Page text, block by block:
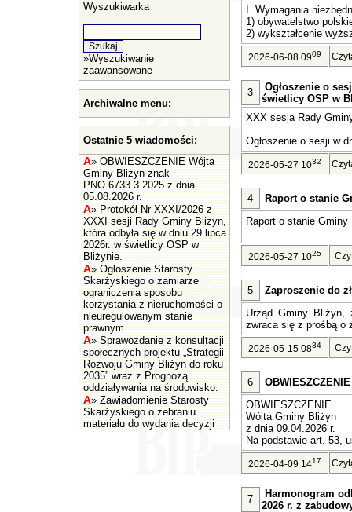
Wyszukiwarka
»Wyszukiwanie
zaawansowane
Archiwalne menu:
Ostatnie 5 wiadomości:
A» OBWIESZCZENIE Wójta
Gminy Bliżyn znak
PNO.6733.3.2025 z dnia
05.08.2026 r.
A» Protokół Nr XXXI/2026 z
XXXI sesji Rady Gminy Bliżyn,
która odbyła się w dniu 29 lipca
2026r. w świetlicy OSP w
Bliżynie.
A» Ogłoszenie Starosty
Skarżyskiego o zamiarze
ograniczenia sposobu
korzystania z nieruchomości o
nieuregulowanym stanie
prawnym
A» Sprawozdanie z konsultacji
społecznych projektu „Strategii
Rozwoju Gminy Bliżyn do roku
2035” wraz z Prognozą
oddziaływania na środowisko.
A» Zawiadomienie Starosty
Skarżyskiego o zebraniu
materiału do wydania decyzji
I. Wymagania
1) obywatelstwo
2) wykształcenie
2026-06-08 0909
3
Ogłoszenie o
świetlicy OSP w
XXX sesja Rady
Ogłoszenie o sesji w
2026-05-27 1032
4
Raport o stanie
Raport o stanie
...
2026-05-27 1025
5
Zaproszenie do
Urząd Gminy
zwraca się z prośbą o
2026-05-15 0834
6
OBWIESZCZENIE
Wójta Gminy Bliżyn
z dnia 09.04.2026 r.
Na podstawie art. 53,
2026-04-09 1417
7
Harmonogram
2026 r. z